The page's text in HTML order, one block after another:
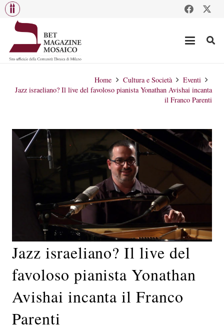
Home Cultura e Società
Eventi
Jazz israeliano? Il live del favoloso pianista Yonathan Avishai incanta
il Franco Parenti
Jazz israeliano? Il live del
favoloso pianista Yonathan
Avishai incanta il Franco
Parenti